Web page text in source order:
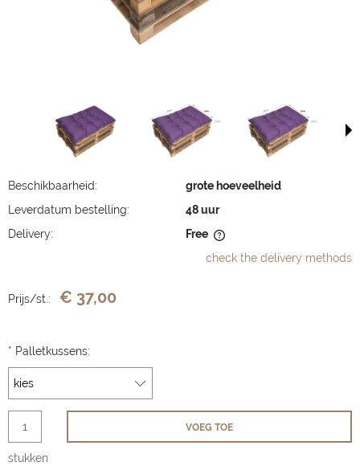
Beschikbaarheid:
grote hoeveelheid
Leverdatum bestelling:
48 uur
Delivery:
Free
check the delivery methods
Prijs/st.: € 37,00
* Palletkussens:
stukken
VOEG TOE